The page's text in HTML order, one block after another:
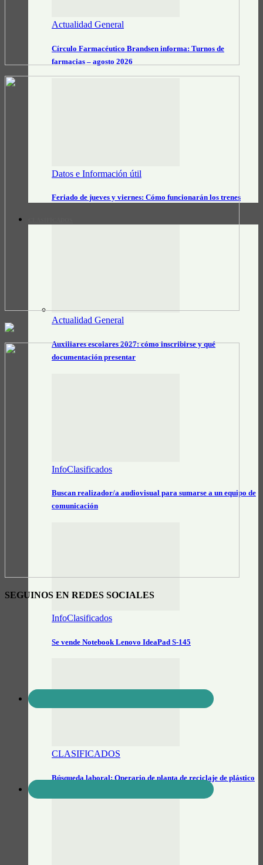
Actualidad General
Círculo Farmacéutico Brandsen informa: Turnos de
farmacias – agosto 2026
Datos e Información útil
Feriado de jueves y viernes: Cómo funcionarán los trenes
Actualidad General
Auxiliares escolares 2027: cómo inscribirse y qué
documentación presentar
InfoClasificados
Buscan realizador/a audiovisual para sumarse a un equipo de
comunicación
InfoClasificados
Se vende Notebook Lenovo IdeaPad S-145
CLASIFICADOS
Búsqueda laboral: Operario de planta de reciclaje de plástico
SEGUINOS EN REDES SOCIALES